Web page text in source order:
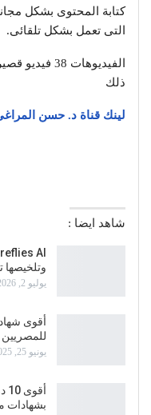
كتابة المحتوى بشكل
التى تعمل بشكل تلقائى.
الفيديوهات
ذلك
لينك قناة د. حسن
شاهد ايضا :
وتلخيصها
يوليو 2, 2026
للمصريين 2025 مجانا |…
يونيو 25, 2025
بشهادات